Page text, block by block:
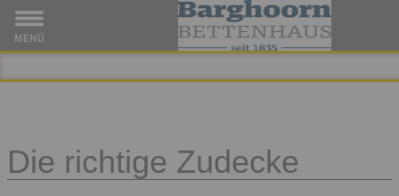
Die richtige Zudecke